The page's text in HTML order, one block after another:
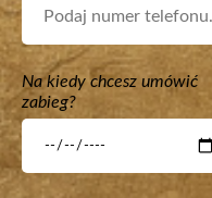
Na kiedy chcesz umówić
zabieg?